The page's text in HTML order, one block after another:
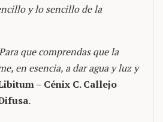
y lo sencillo de la
que comprendas que la
en esencia, a dar agua y luz y
– Cénix C. Callejo
.